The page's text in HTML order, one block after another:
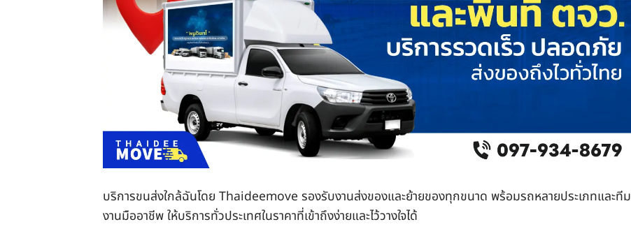
บริการขนส่งใกล้ฉันโดย Thaideemove รองรับงานส่งของและย้ายของทุกขนาด พร้อมรถหลายประเภทและทีม
งานมืออาชีพ ให้บริการทั่วประเทศในราคาที่เข้าถึงง่ายและไว้วางใจได้